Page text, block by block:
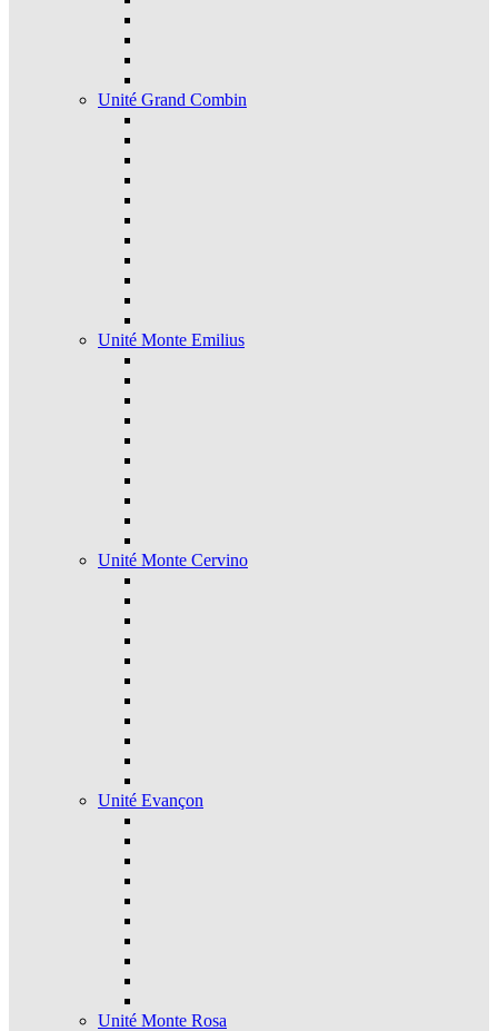
Unité Grand Combin
Unité Monte Emilius
Unité Monte Cervino
Unité Evançon
Unité Monte Rosa